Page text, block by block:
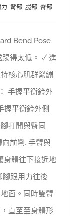
力, 背部, 腿部, 臀部
Bend Pose
得太低。 ✓ 進
核心肌群緊繃
平衡鈴外
握平衡鈴外側
打開與臀同
前彎. 手臂與
身體往下接近地
腳跟用力往後
面。同時雙臂
直至至身體形